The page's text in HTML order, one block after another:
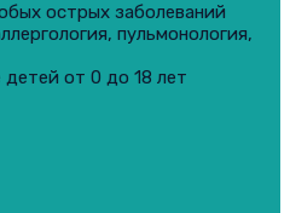
острых заболеваний
пульмонология,
от 0 до 18 лет